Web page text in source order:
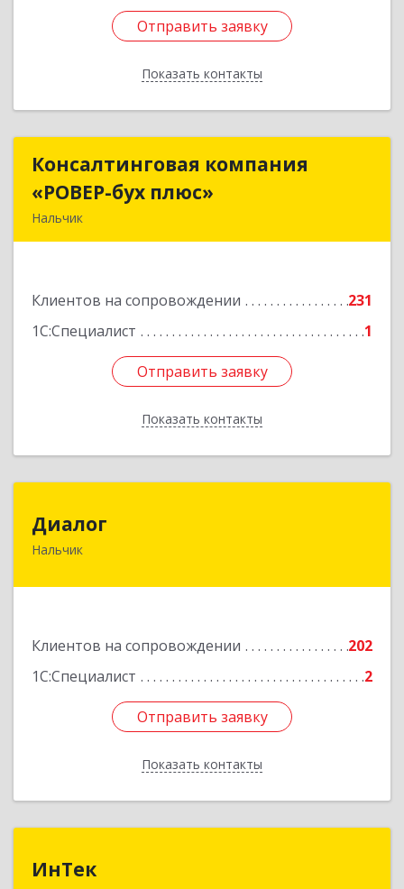
Отправить заявку
Показать контакты
Отправить заявку
Назад
Консалтинговая компания
«РОВЕР-бух плюс»
Нальчик
Клиентов на сопровождении
231
1С:Специалист
1
Отправить заявку
Показать контакты
Консалтинговая компания
«РОВЕР-бух плюс»
Подробнее
Отправить заявку
Назад
Диалог
Нальчик
Клиентов на сопровождении
202
1С:Специалист
2
Отправить заявку
Показать контакты
360016, Кабардино-Балкарская Респ, Нальчик г,
Отправить заявку
Назад
ИнТек